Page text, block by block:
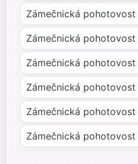
Zámečnická pohotovost
Zámečnická pohotovost
Zámečnická pohotovost
Zámečnická pohotovost
Zámečnická pohotovost
Zámečnická pohotovost